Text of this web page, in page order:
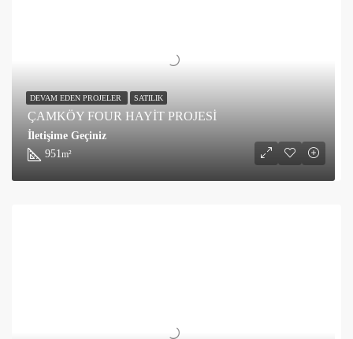
ÇAMKÖY FOUR HAYİT PROJESİ
951m²
İletişime Geçiniz
DEVAM EDEN PROJELER SATILIK